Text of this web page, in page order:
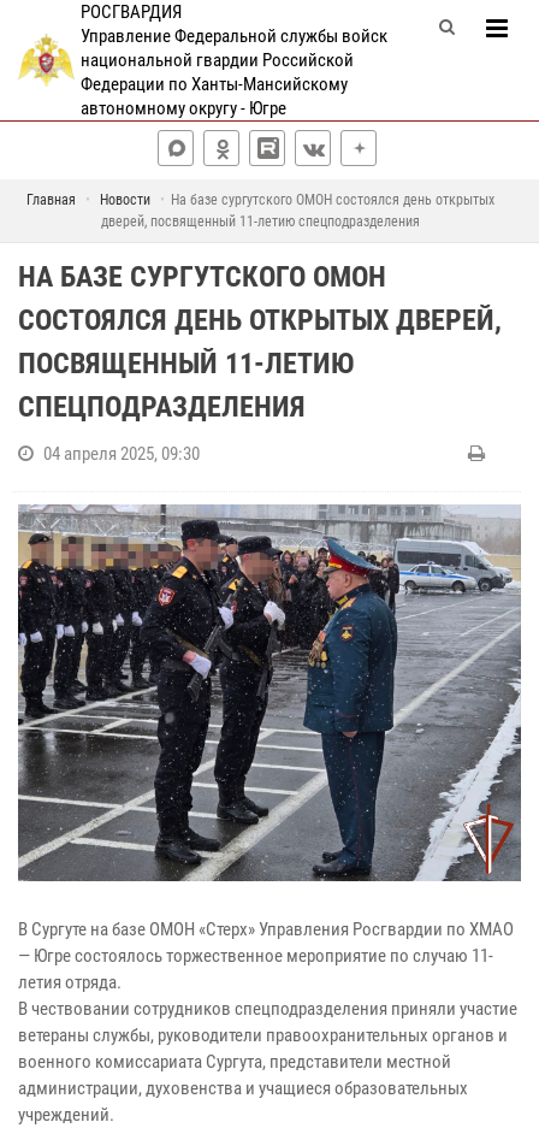
РОСГВАРДИЯ
Управление Федеральной службы войск
национальной гвардии Российской
Федерации по Ханты-Мансийскому
автономному округу - Югре
Главная Новости
На базе сургутского ОМОН состоялся день открытых
дверей, посвященный 11-летию спецподразделения
НА БАЗЕ СУРГУТСКОГО ОМОН
СОСТОЯЛСЯ ДЕНЬ ОТКРЫТЫХ ДВЕРЕЙ,
ПОСВЯЩЕННЫЙ 11-ЛЕТИЮ
СПЕЦПОДРАЗДЕЛЕНИЯ
04 апреля 2025, 09:30
В Сургуте на базе ОМОН «Стерх» Управления Росгвардии по ХМАО
— Югре состоялось торжественное мероприятие по случаю 11-
летия отряда.
В чествовании сотрудников спецподразделения приняли участие
ветераны службы, руководители правоохранительных органов и
военного комиссариата Сургута, представители местной
администрации, духовенства и учащиеся образовательных
учреждений.